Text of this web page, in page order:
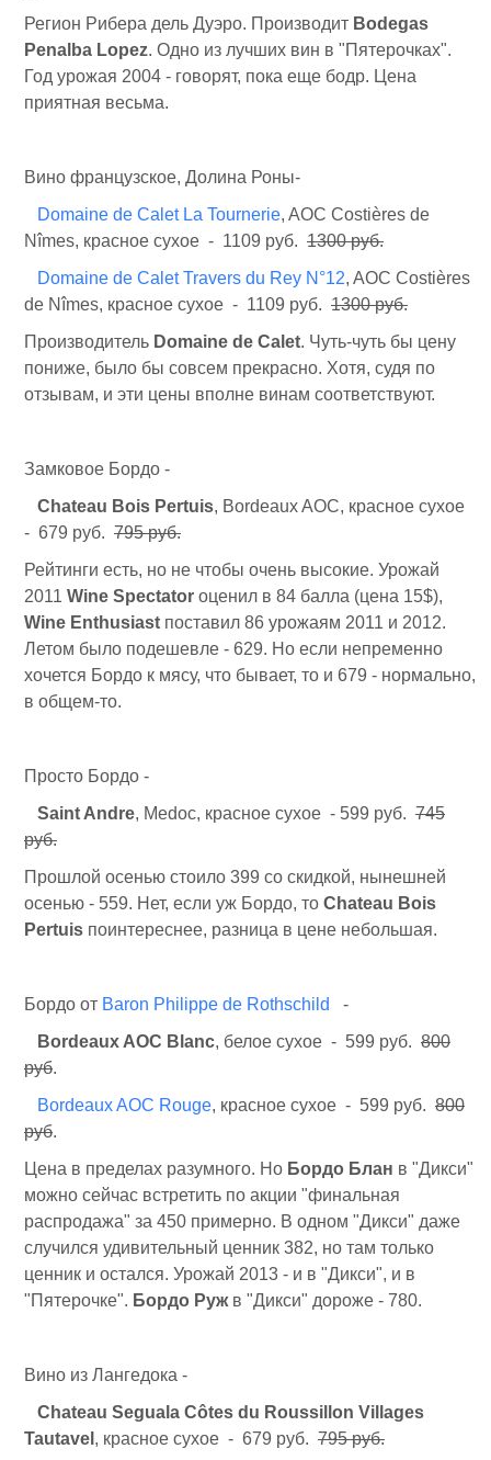
Регион Рибера дель Дуэро. Производит Bodegas
Penalba Lopez. Одно из лучших вин в "Пятерочках".
Год урожая 2004 - говорят, пока еще бодр. Цена
приятная весьма.
Вино французское, Долина Роны-
Domaine de Calet La Tournerie, AOC Costières de
Nîmes, красное сухое - 1109 руб. 1300 руб.
Domaine de Calet Travers du Rey N°12, AOC Costières
de Nîmes, красное сухое - 1109 руб. 1300 руб.
Производитель Domaine de Calet. Чуть-чуть бы цену
пониже, было бы совсем прекрасно. Хотя, судя по
отзывам, и эти цены вполне винам соответствуют.
Замковое Бордо -
Chateau Bois Pertuis, Bordeaux AOC, красное сухое
- 679 руб. 795 руб.
Рейтинги есть, но не чтобы очень высокие. Урожай
2011 Wine Spectator оценил в 84 балла (цена 15$),
Wine Enthusiast поставил 86 урожаям 2011 и 2012.
Летом было подешевле - 629. Но если непременно
хочется Бордо к мясу, что бывает, то и 679 - нормально,
в общем-то.
Просто Бордо -
Saint Andre, Medoc, красное сухое - 599 руб. 745
руб.
Прошлой осенью стоило 399 со скидкой, нынешней
осенью - 559. Нет, если уж Бордо, то Chateau Bois
Pertuis поинтереснее, разница в цене небольшая.
Бордо от Baron Philippe de Rothschild
-
Bordeaux AOC Blanc, белое сухое - 599 руб. 800
руб.
Bordeaux AOC Rouge, красное сухое - 599 руб. 800
руб.
Цена в пределах разумного. Но Бордо Блан в "Дикси"
можно сейчас встретить по акции "финальная
распродажа" за 450 примерно. В одном "Дикси" даже
случился удивительный ценник 382, но там только
ценник и остался. Урожай 2013 - и в "Дикси", и в
"Пятерочке". Бордо Ружв "Дикси" дороже - 780.
Вино из Лангедока -
Chateau Seguala Côtes du Roussillon Villages
Tautavel , красное сухое - 679 руб. 795 руб.